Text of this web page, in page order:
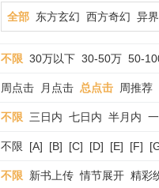
全部 东方玄幻 西方奇幻 异
不限 30万以下 30-50万 50-
周点击 月点击 总点击 周推荐
不限 三日内 七日内 半月内
不限 [A] [B] [C] [D] [E] [F]
不限 新书上传 情节展开 精彩